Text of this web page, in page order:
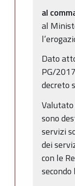
al
al
Dato
PG/
decreto
sono
servizi
dei
con le